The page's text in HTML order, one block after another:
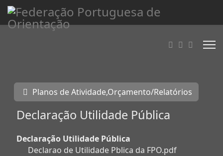
Planos de Atividade,Orçamento/Relatórios
Declaração Utilidade Pública
Declaração Utilidade Pública
Declarao de Utilidade Pblica da FPO.pdf